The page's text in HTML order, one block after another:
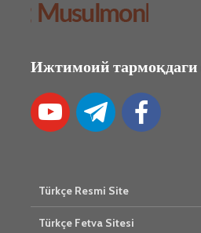
Ижтимоий тармоқдаги
Türkçe Resmi Site
Türkçe Fetva Sitesi